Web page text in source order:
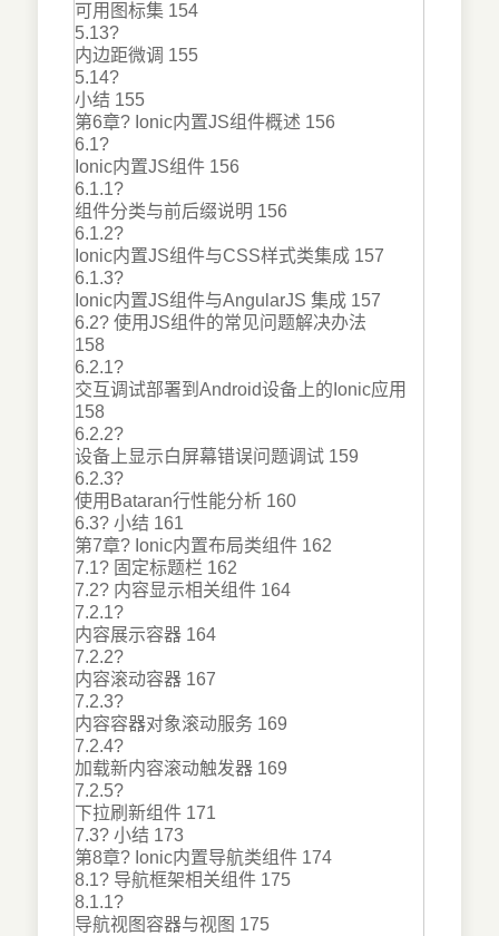
可用图标集 154
5.13?
内边距微调 155
5.14?
小结 155
第6章? Ionic内置JS组件概述 156
6.1?
Ionic内置JS组件 156
6.1.1?
组件分类与前后缀说明 156
6.1.2?
Ionic内置JS组件与CSS样式类集成 157
6.1.3?
Ionic内置JS组件与AngularJS 集成 157
6.2? 使用JS组件的常见问题解决办法
158
6.2.1?
交互调试部署到Android设备上的Ionic应用
158
6.2.2?
设备上显示白屏幕错误问题调试 159
6.2.3?
使用Bataran行性能分析 160
6.3? 小结 161
第7章? Ionic内置布局类组件 162
7.1? 固定标题栏 162
7.2? 内容显示相关组件 164
7.2.1?
内容展示容器 164
7.2.2?
内容滚动容器 167
7.2.3?
内容容器对象滚动服务 169
7.2.4?
加载新内容滚动触发器 169
7.2.5?
下拉刷新组件 171
7.3? 小结 173
第8章? Ionic内置导航类组件 174
8.1? 导航框架相关组件 175
8.1.1?
导航视图容器与视图 175